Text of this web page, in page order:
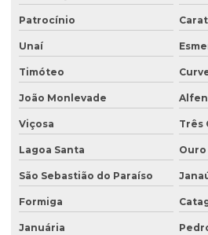
Empresa de sondagem ambiental
Empresa sondagem de solo
Empresas de consultoria ambiental
Empresas de consultoria meio
Empresas que fazem análise de água
Ensaio percolação do solo
Ensaio triaxial de solos
Patrocínio
Unaí
Timóteo
João Monlevade
Viçosa Três
Lagoa Santa
São Sebastião do Paraíso
Formiga
Januária